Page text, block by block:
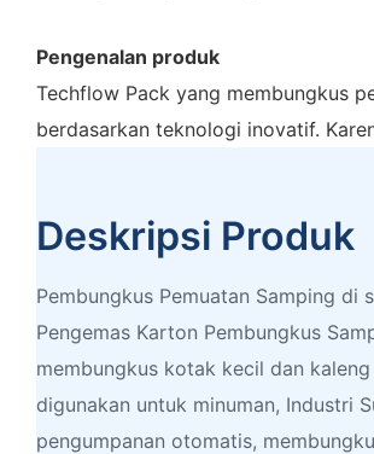
Pengenalan produk
Techflow Pack yang membungkus
berdasarkan teknologi inovatif.
Deskripsi Produk
Pembungkus Pemuatan Samping di
Pengemas Karton Pembungkus
membungkus kotak kecil dan
digunakan untuk minuman, Industri
pengumpanan otomatis,